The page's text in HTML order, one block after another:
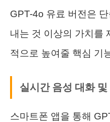
GPT-4o 유료 버전은
내는 것 이상의 가치를
적으로 높여줄 핵심 기
실시간 음성 대화 및
스마트폰 앱을 통해